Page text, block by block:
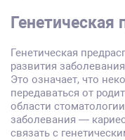
Генетическая
Генетическая
развития
Это означает, что
передаваться от
области
заболевания —
связать с